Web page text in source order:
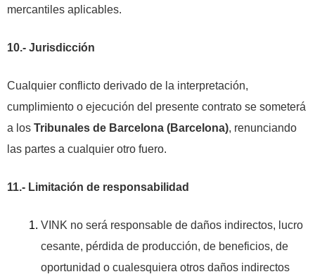
mercantiles aplicables.
10.- Jurisdicción
Cualquier conflicto derivado de la interpretación,
cumplimiento o ejecución del presente contrato se someterá
a los Tribunales de Barcelona (Barcelona), renunciando
las partes a cualquier otro fuero.
11.- Limitación de responsabilidad
VINK no será responsable de daños indirectos, lucro
cesante, pérdida de producción, de beneficios, de
oportunidad o cualesquiera otros daños indirectos